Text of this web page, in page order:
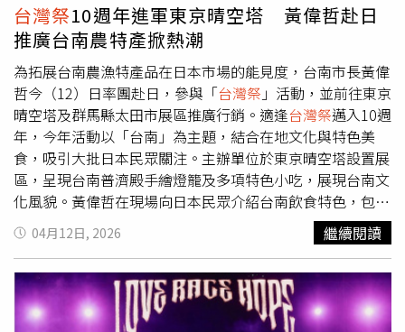
定，自6月2日起，剛果民主共和國及烏干達居民將暫停入境
90天，但4類對象可排除適用，包括已取得我國入學許可的
學位生、外交公務人士、國人的非本國籍配偶及未成年子
女，以及奔喪、探視重病親屬等特殊人道或緊急案件。此
外，入境前21天內曾前往剛果民主共和國或烏干達等伊波拉
流行地區的國人、持有效居留證人士及其他准許入境者，抵
台後仍須接受21天自主健康管理，並依規定每日回報健康狀
況。疾管署表示，自5月27日起已要求所有國際航班在抵台
前進行機上廣播，提醒曾赴剛果民主共和國及烏干達旅遊的
旅客，抵台後須主動前往機場檢疫站接受TOCC（旅遊史、
職業別、接觸史及群聚史）評估及健康檢查。若旅客出現發
燒、頭痛、肌肉痠痛、噁心、嘔吐、腹痛、腹瀉或出血等疑
似伊波拉症狀，將立即由救護車後送至指定醫院接受診治，
並同步啟動地方衛生單位防疫機制。至於無症狀旅客，則須
領取自主健康管理通知書，並在入境後21天內每日早晚量測
台灣祭10週年進軍東京晴空塔 黃偉哲赴日
推廣台南農特產掀熱潮
為拓展台南農漁特產品在日本市場的能見度，台南市長黃偉
哲今（12）日率團赴日，參與「台灣祭 」活動，並前往東京
晴空塔及群馬縣太田市展區推廣行銷。適逢台灣祭邁入10週
年，今年活動以「台南」為主題，結合在地文化與特色美
食，吸引大批日本民眾關注。主辦單位於東京晴空塔設置展
區，呈現台南普濟殿手繪燈籠及多項特色小吃，展現台南文
化風貌。黃偉哲在現場向日本民眾介紹台南飲食特色，包括
擔仔麵、蝦仁飯，以及以芒果、鳳梨製成的甜點等，透過試
吃活動推廣台南農產加工品。黃偉哲表示，感謝主辦單位以
台南為主題策劃活動，讓台南得以向日本民眾直接呈現豐富
的飲食文化與農產特色。他並於現場頒贈「台南農產物PR
大使」予台灣祭執行委員會社長片岡健一，感謝對方長年協
04月12日, 2026 繼續閱讀